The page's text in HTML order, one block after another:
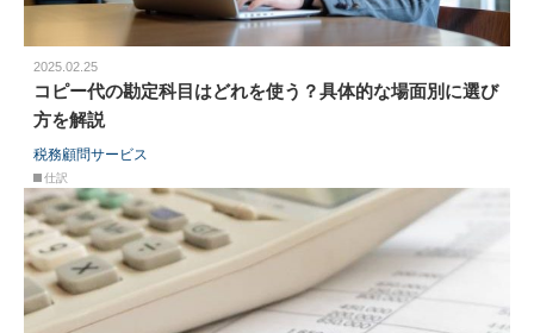
2025.02.25
コピー代の勘定科目はどれを使う？具体的な場面別に選び
方を解説
税務顧問サービス
仕訳